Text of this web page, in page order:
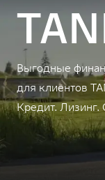
Выгодные
для клиентов
Кредит. Лизинг.